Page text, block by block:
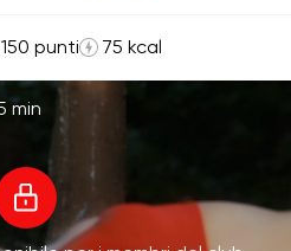
150 punti 75 kcal
min